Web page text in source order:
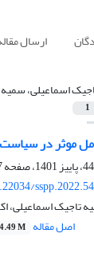
ارسال
اسماعیلی، سمیه
1
موثر در
تاجیک اسماعیلی،
اصل مقاله 4.49 M